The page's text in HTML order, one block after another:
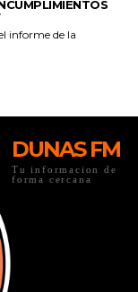
DUNAS FM
Tu informacion de
forma cercana